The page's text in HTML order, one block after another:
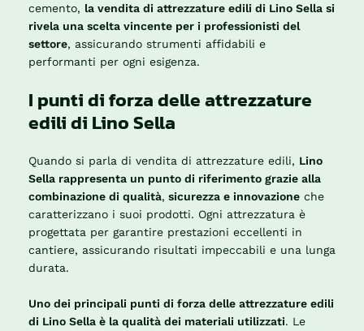
cemento, la vendita di attrezzature edili di Lino Sella si
rivela una scelta vincente per i professionisti del
settore, assicurando strumenti affidabili e
performanti per ogni esigenza.
I punti di forza delle attrezzature
edili di Lino Sella
Quando si parla di vendita di attrezzature edili, Lino
Sella rappresenta un punto di riferimento grazie alla
combinazione di qualità, sicurezza e innovazione che
caratterizzano i suoi prodotti. Ogni attrezzatura è
progettata per garantire prestazioni eccellenti in
cantiere, assicurando risultati impeccabili e una lunga
durata.
Uno dei principali punti di forza delle attrezzature edili
di Lino Sella è la qualità dei materiali utilizzati. Le